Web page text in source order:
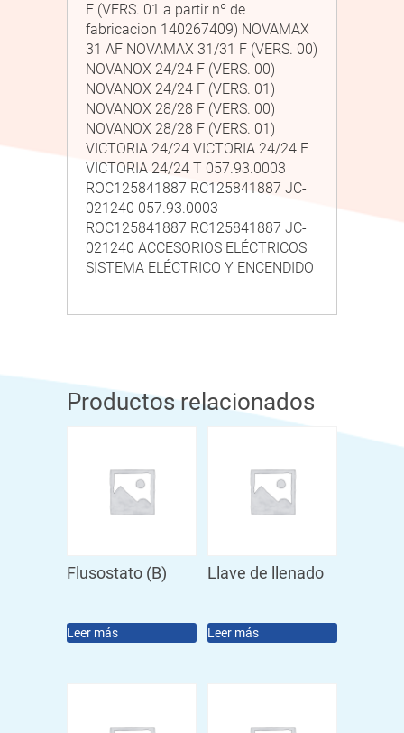
F (VERS. 01 a partir nº de
fabricacion 140267409) NOVAMAX
31 AF NOVAMAX 31/31 F (VERS. 00)
NOVANOX 24/24 F (VERS. 00)
NOVANOX 24/24 F (VERS. 01)
NOVANOX 28/28 F (VERS. 00)
NOVANOX 28/28 F (VERS. 01)
VICTORIA 24/24 VICTORIA 24/24 F
VICTORIA 24/24 T 057.93.0003
ROC125841887 RC125841887 JC-
021240 057.93.0003
ROC125841887 RC125841887 JC-
021240 ACCESORIOS ELÉCTRICOS
SISTEMA ELÉCTRICO Y ENCENDIDO
Productos relacionados
Flusostato (B)
Leer más
Llave de llenado
Leer más